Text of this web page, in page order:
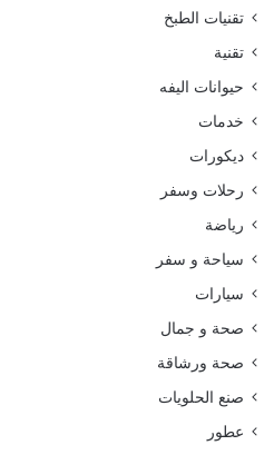
تقنيات الطبخ
تقنية
حيوانات اليفه
خدمات
ديكورات
رحلات وسفر
رياضة
سياحة و سفر
سيارات
صحة و جمال
صحة ورشاقة
صنع الحلويات
عطور